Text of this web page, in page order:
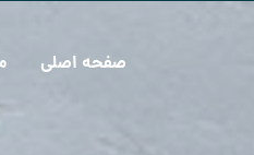
صفحه اصلی